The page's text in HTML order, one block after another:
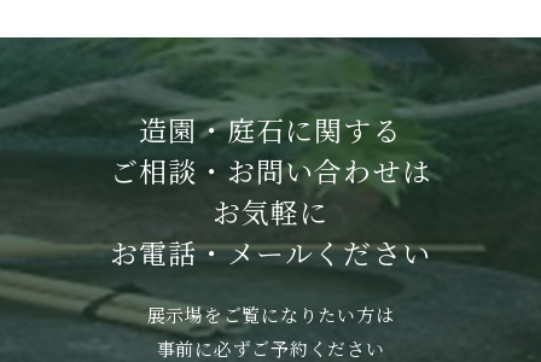
造園・庭石に関する
ご相談・お問い合わせは
お気軽に
お電話・メールください
展示場をご覧になりたい方は
事前に必ずご予約ください